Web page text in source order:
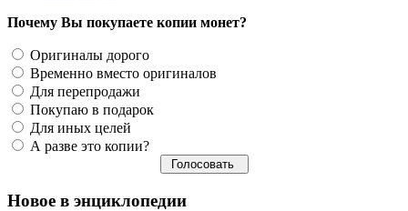
Почему Вы покупаете копии монет?
Оригиналы дорого
Временно вместо оригиналов
Для перепродажи
Покупаю в подарок
Для иных целей
А разве это копии?
Новое в энциклопедии